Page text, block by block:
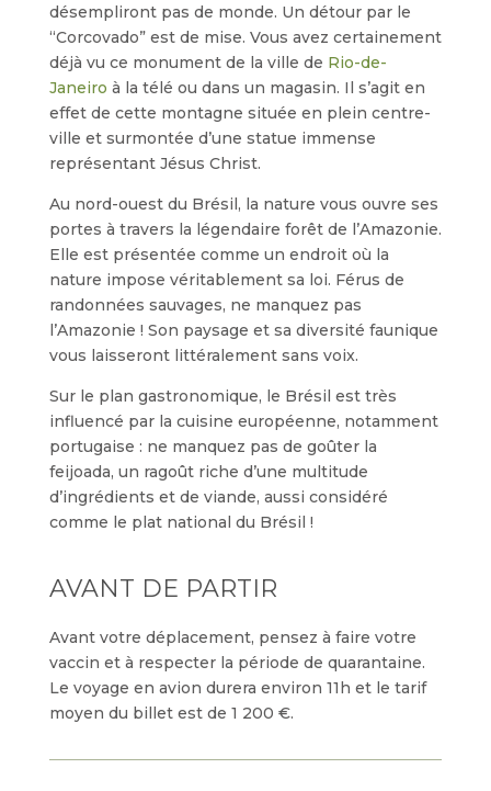
désempliront pas de monde. Un détour par le
“Corcovado” est de mise. Vous avez certainement
déjà vu ce monument de la ville de Rio-de-
Janeiro à la télé ou dans un magasin. Il s’agit en
effet de cette montagne située en plein centre-
ville et surmontée d’une statue immense
représentant Jésus Christ.
Au nord-ouest du Brésil, la nature vous ouvre ses
portes à travers la légendaire forêt de l’Amazonie.
Elle est présentée comme un endroit où la
nature impose véritablement sa loi. Férus de
randonnées sauvages, ne manquez pas
l’Amazonie ! Son paysage et sa diversité faunique
vous laisseront littéralement sans voix.
Sur le plan gastronomique, le Brésil est très
influencé par la cuisine européenne, notamment
portugaise : ne manquez pas de goûter la
feijoada, un ragoût riche d’une multitude
d’ingrédients et de viande, aussi considéré
comme le plat national du Brésil !
AVANT DE PARTIR
Avant votre déplacement, pensez à faire votre
vaccin et à respecter la période de quarantaine.
Le voyage en avion durera environ 11h et le tarif
moyen du billet est de 1 200 €.